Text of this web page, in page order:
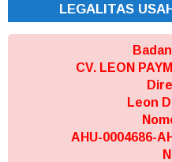
LEGALITAS
CV. LEON
Leon
AHU-0004686-